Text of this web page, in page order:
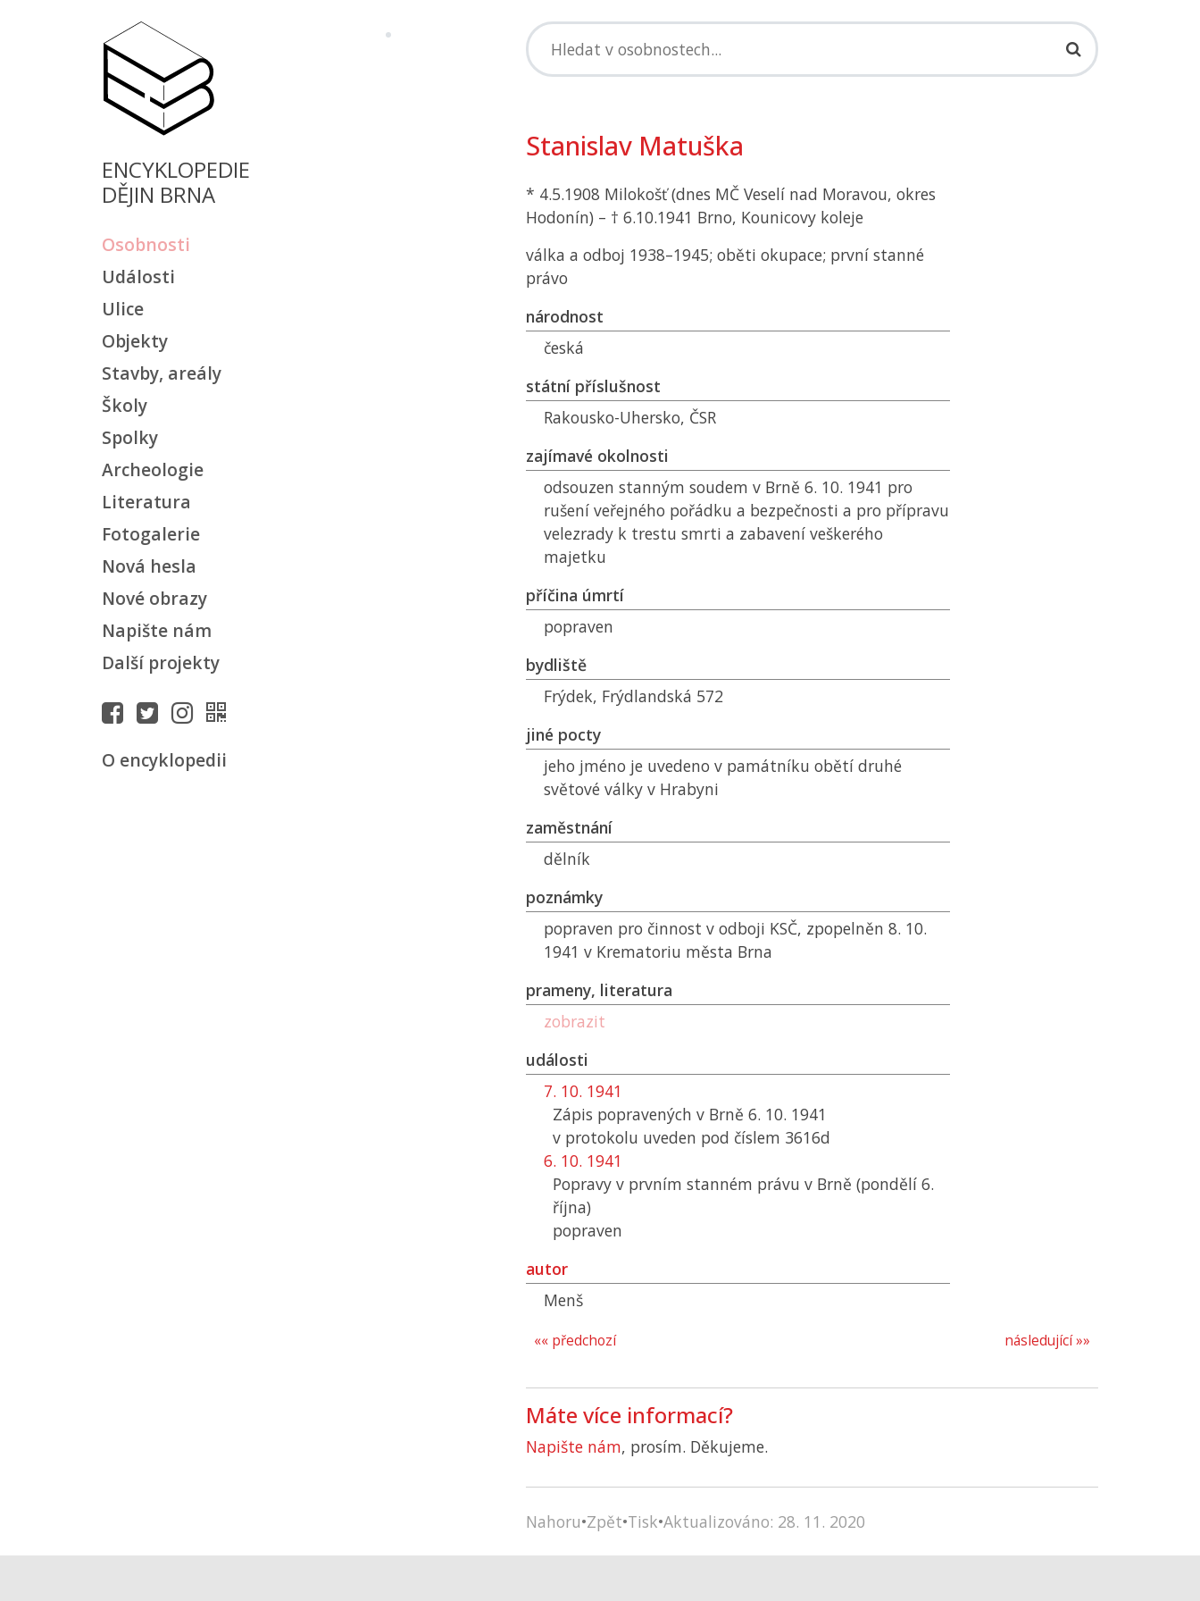
ENCYKLOPEDIE
DĚJIN BRNA
Osobnosti
Události
Ulice
Objekty
Stavby, areály
Školy
Spolky
Archeologie
Literatura
Fotogalerie
Nová hesla
Nové obrazy
Napište nám
Další projekty
O encyklopedii
Stanislav Matuška
* 4.5.1908 Milokošť (dnes MČ Veselí nad Moravou, okres
Hodonín) – † 6.10.1941 Brno, Kounicovy koleje
válka a odboj 1938–1945; oběti okupace; první stanné
právo
národnost
česká
státní příslušnost
Rakousko-Uhersko, ČSR
zajímavé okolnosti
odsouzen stanným soudem v Brně 6. 10. 1941 pro
rušení veřejného pořádku a bezpečnosti a pro přípravu
velezrady k trestu smrti a zabavení veškerého
majetku
příčina úmrtí
popraven
bydliště
Frýdek, Frýdlandská 572
jiné pocty
jeho jméno je uvedeno v památníku obětí druhé
světové války v Hrabyni
zaměstnání
dělník
poznámky
popraven pro činnost v odboji KSČ, zpopelněn 8. 10.
1941 v Krematoriu města Brna
prameny, literatura
zobrazit
události
7. 10. 1941
Zápis popravených v Brně 6. 10. 1941
v protokolu uveden pod číslem 3616d
6. 10. 1941
Popravy v prvním stanném právu v Brně (pondělí 6.
října)
popraven
autor
Menš
následující »»
«« předchozí
Máte více informací?
Napište nám, prosím. Děkujeme.
Nahoru•Zpět•Tisk•Aktualizováno: 28. 11. 2020